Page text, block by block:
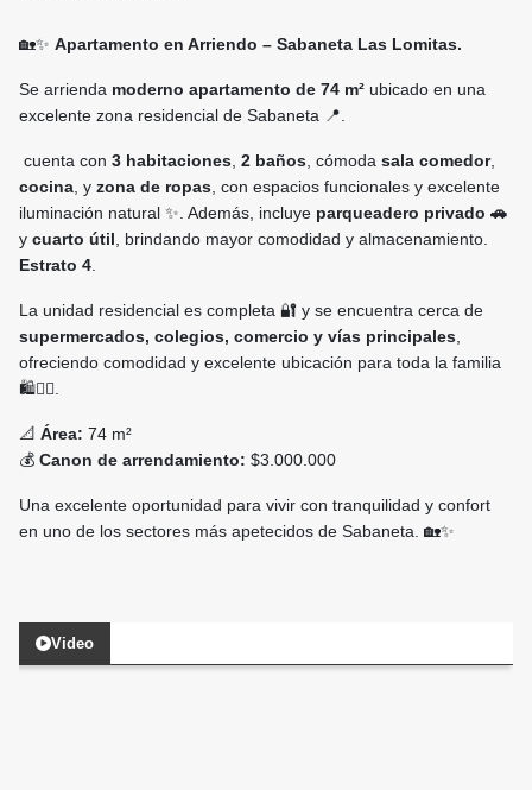
🏡✨ Apartamento en Arriendo – Sabaneta Las Lomitas.
Se arrienda moderno apartamento de 74 m² ubicado en una
excelente zona residencial de Sabaneta 📍.
cuenta con 3 habitaciones 2 baños , cómoda sala comedor,
cocina , y zona de ropas , con espacios funcionales y excelente
iluminación natural ✨. Además, incluye parqueadero privado 🚗
y cuarto útil , brindando mayor comodidad y almacenamiento.
Estrato 4
La unidad residencial es completa 🔐 y se encuentra cerca de
supermercados, colegios, comercio y vías principales
ofreciendo comodidad y excelente ubicación para toda la familia
🛍️🚶‍♂️.
📐 Área: 74 m²
💰 Canon de arrendamiento: $3.000.000
Una excelente oportunidad para vivir con tranquilidad y confort
en uno de los sectores más apetecidos de Sabaneta. 🏡✨
Video